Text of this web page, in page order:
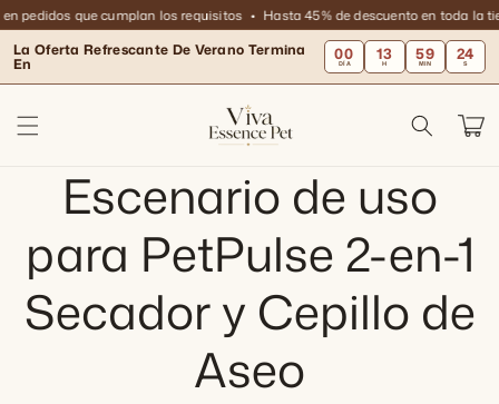
directamente
al contenido
pedidos que cumplan los requisitos
Hasta 45% de descuento en toda la
La Oferta Refrescante De Verano Termina
En
00
DÍA
13
H
59
MIN
24
S
Carrito
Escenario de uso
para PetPulse 2-en-1
Secador y Cepillo de
Aseo